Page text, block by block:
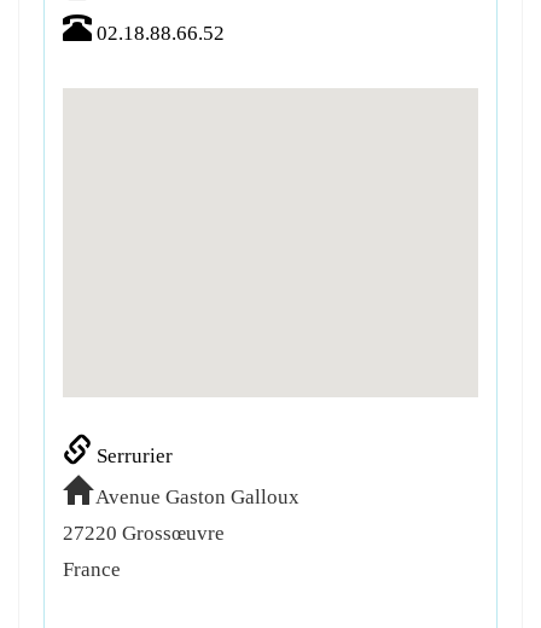
02.18.88.66.52
Serrurier
Avenue Gaston Galloux
27220 Grossœuvre
France